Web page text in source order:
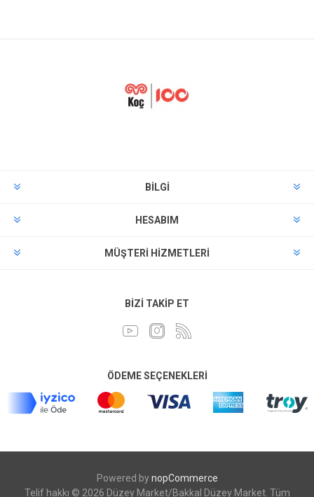
BILGI
HESABIM
MÜŞTERI HIZMETLERI
BIZI TAKIP ET
ÖDEME SEÇENEKLERI
Powered bynopCommerce
Telif hakkı © 2026 Düzey Market/Bakkal Düzey Market. Tüm